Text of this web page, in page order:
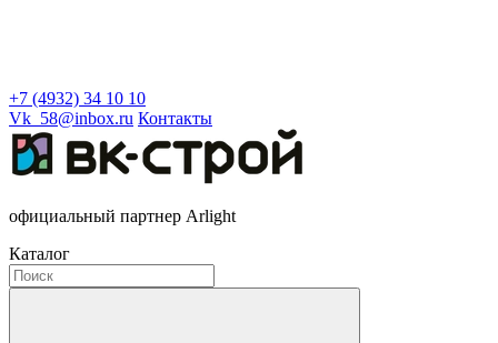
+7 (4932) 34 10 10
Vk_58@inbox.ru Контакты
официальный партнер Arlight
Каталог